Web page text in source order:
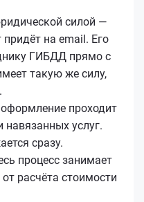
силой —
на email. Его
ГИБДД прямо с
такую же силу,
проходит
навязанных услуг.
сразу.
процесс занимает
расчёта стоимости